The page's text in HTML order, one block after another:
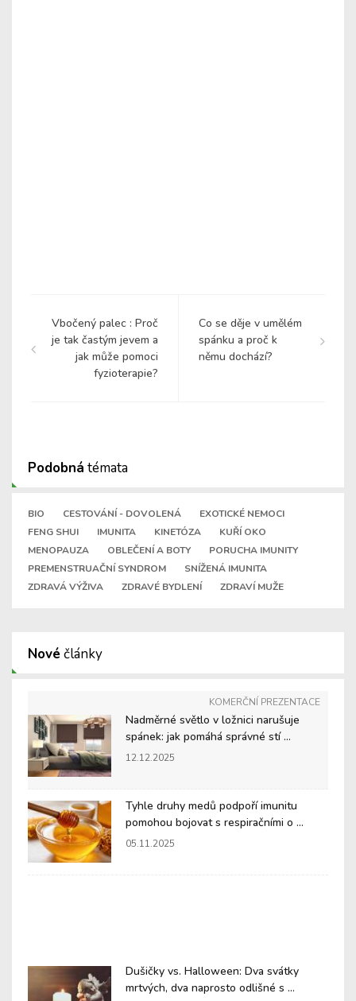
Vbočený palec : Proč
je tak častým jevem a
jak může pomoci
fyzioterapie?
Co se děje v umělém
spánku a proč k
němu dochází?
Podobná témata
BIO CESTOVÁNÍ - DOVOLENÁ
EXOTICKÉ NEMOCI
FENG SHUI
IMUNITA KINETÓZA
KUŘÍ OKO
MENOPAUZA
OBLEČENÍ A BOTY
PORUCHA IMUNITY
PREMENSTRUAČNÍ SYNDROM
SNÍŽENÁ IMUNITA
ZDRAVÁ VÝŽIVA
ZDRAVÉ BYDLENÍ ZDRAVÍ MUŽE
Nové články
KOMERČNÍ PREZENTACE
Nadměrné světlo v ložnici narušuje
spánek: jak pomáhá správné stí ...
12.12.2025
Tyhle druhy medů podpoří imunitu
pomohou bojovat s respiračními o ...
05.11.2025
Dušičky vs. Halloween: Dva svátky
mrtvých, dva naprosto odlišné s ...